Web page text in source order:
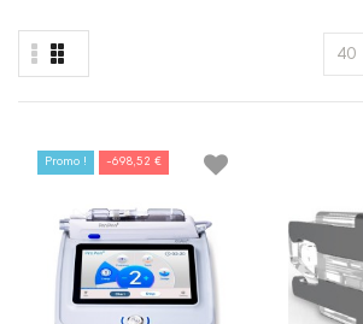
40
Promo ! -698,52 €